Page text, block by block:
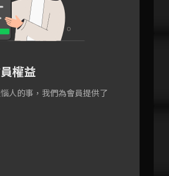
權益
人的事，我們為會員提供了